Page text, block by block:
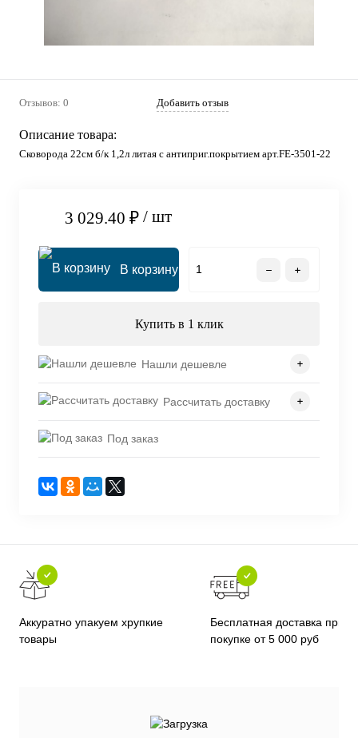
Отзывов: 0 Добавить отзыв
Описание товара:
Сковорода 22см б/к 1,2л литая с антиприг.покрытием арт.FE-3501-22
3 029.40 ₽ / шт
В корзину
Купить в 1 клик
Нашли дешевле
Рассчитать доставку
Под заказ
Аккуратно упакуем хрупкие
товары
Бесплатная доставка при
покупке от 5 000 руб